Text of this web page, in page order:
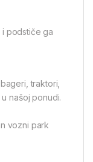
podstiče ga
traktori,
našoj ponudi.
vozni park